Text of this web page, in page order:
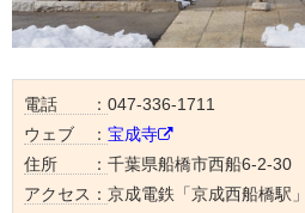
電話 ： 047-336-1711
ウェブ ： 宝成寺
住所 ： 千葉県船橋市西船6-2-30
アクセス： 京成電鉄「京成西船橋駅」